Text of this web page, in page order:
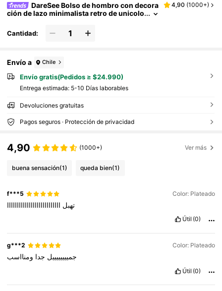
DareSee Bolso de hombro con decora
ción de lazo minimalista retro de unicolo
ra, mujeres jóvenes, estudiantes universitari
as, principiantes de carrera, trabajadores de
ientos, actividades al aire libre, viajes y excu
4,90 (1000+)
Cantidad:
Envío a Chile
Envío gratis(Pedidos ≥ $24.990)
Entrega estimada: 5-10 Días laborables
Devoluciones gratuitas
Pagos seguros · Protección de privacidad
4,90 (1000+) Ver más
buena sensación(1) queda bien(1)
f***5 Color: Plateado
تهبل ااااااااااااااااااااااااااا
Útil (0)
g***2 Color: Plateado
جمييييييييل جدا ومنااسب
Útil (0)